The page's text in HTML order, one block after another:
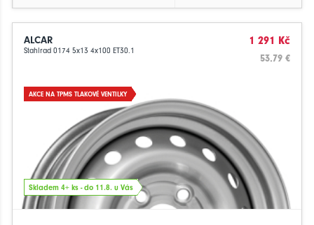
ALCAR
Stahlrad 0174 5x13 4x100 ET30.1
1 291 Kč
53.79 €
AKCE NA TPMS TLAKOVÉ VENTILKY
Skladem 4+ ks - do 11.8. u Vás